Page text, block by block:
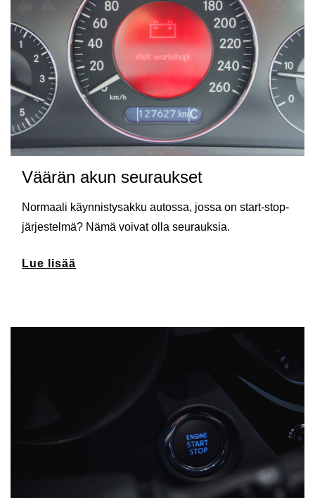
Väärän akun seuraukset
Normaali käynnistysakku autossa, jossa on start-stop-
järjestelmä? Nämä voivat olla seurauksia.
Lue lisää